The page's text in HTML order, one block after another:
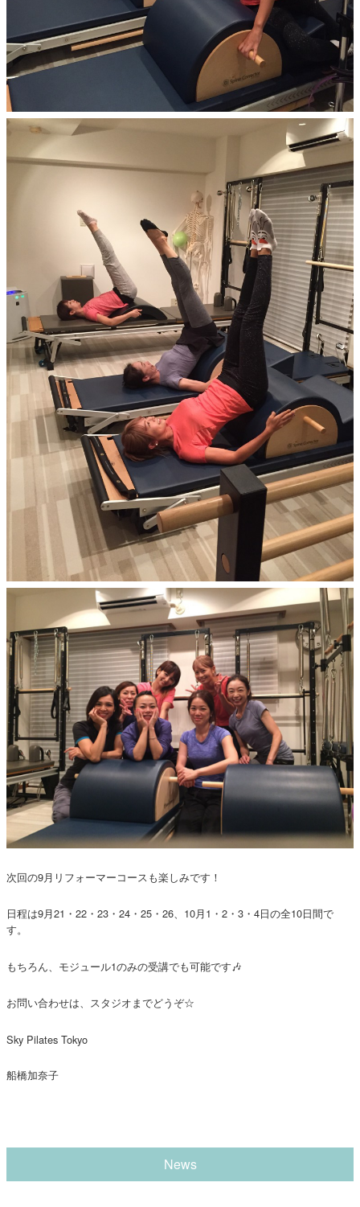
次回の9月リフォーマーコースも楽しみです！
日程は9月21・22・23・24・25・26、10月1・2・3・4日の全10日間で
す。
もちろん、モジュール1のみの受講でも可能です🎶
お問い合わせは、スタジオまでどうぞ☆
Sky Pilates Tokyo
船橋加奈子
News